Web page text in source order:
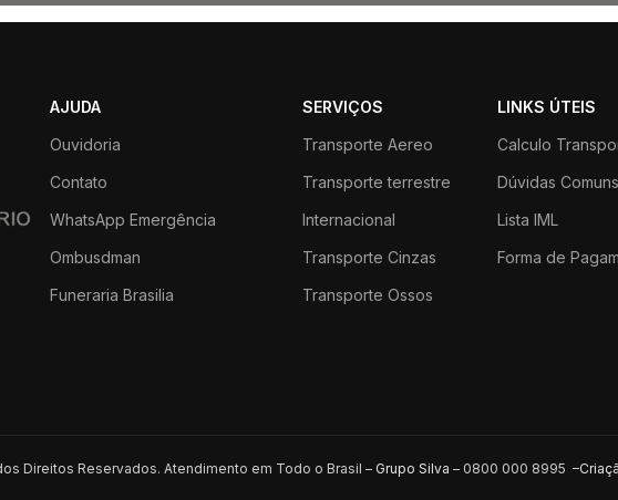
AJUDA
Ouvidoria
Contato
WhatsApp Emergência
Ombusdman
Funeraria Brasilia
SERVIÇOS
Transporte Aereo
Transporte terrestre
Internacional
Transporte Cinzas
Transporte Ossos
LINKS ÚTEIS
Calculo
Dúvidas Comuns
Lista IML
Forma de
Direitos Reservados. Atendimento em Todo o Brasil – Grupo Silva – 0800 000 8995 –